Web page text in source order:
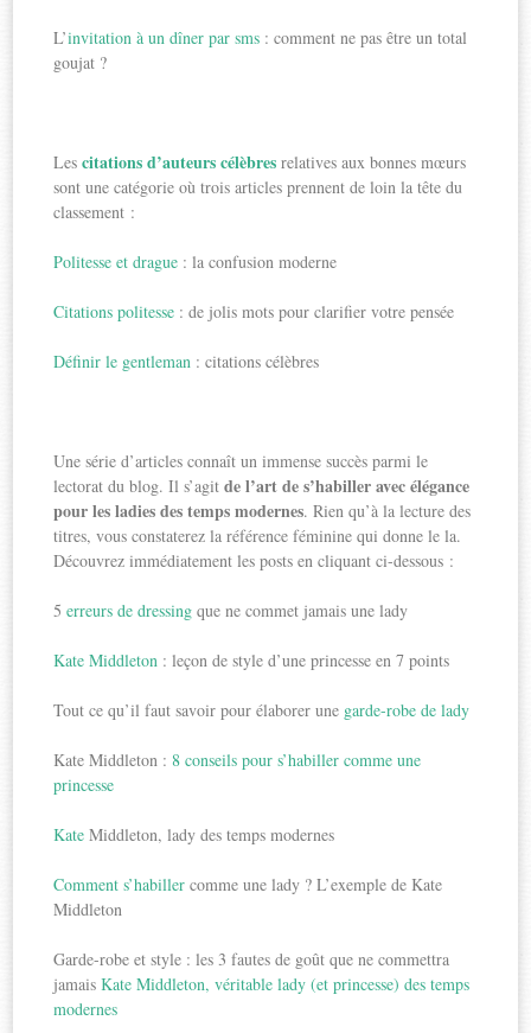
L’invitation à un dîner par sms : comment ne pas être un total
goujat ?
Lescitations d’auteurs célèbres relatives aux bonnes mœurs
sont une catégorie où trois articles prennent de loin la tête du
classement :
Politesse et drague : la confusion moderne
Citations politesse : de jolis mots pour clarifier votre pensée
Définir le gentleman : citations célèbres
Une série d’articles connaît un immense succès parmi le
lectorat du blog. Il s’agitde l’art de s’habiller avec élégance
pour les ladies des temps modernes. Rien qu’à la lecture des
titres, vous constaterez la référence féminine qui donne le la.
Découvrez immédiatement les posts en cliquant ci-dessous :
5erreurs de dressing que ne commet jamais une lady
Kate Middleton : leçon de style d’une princesse en 7 points
Tout ce qu’il faut savoir pour élaborer une garde-robe de lady
Kate Middleton :8 conseils pour s’habiller comme une
princesse
Kate Middleton, lady des temps modernes
Comment s’habiller comme une lady ? L’exemple de Kate
Middleton
Garde-robe et style : les 3 fautes de goût que ne commettra
jamaisKate Middleton, véritable lady (et princesse) des temps
modernes